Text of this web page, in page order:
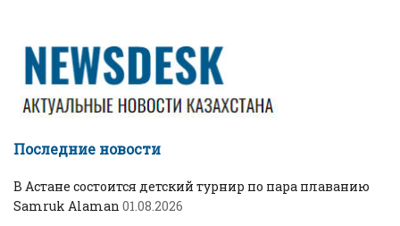
Последние новости
В Астане состоится детский турнир по пара плаванию
Samruk Alaman 01.08.2026